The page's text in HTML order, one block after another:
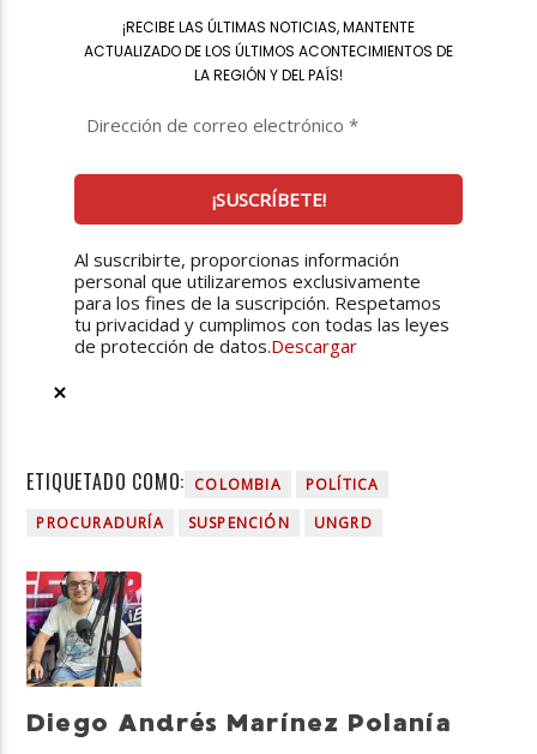
¡RECIBE LAS ÚLTIMAS NOTICIAS, MANTENTE
ACTUALIZADO DE LOS ÚLTIMOS ACONTECIMIENTOS DE
LA REGIÓN Y DEL PAÍS!
Al suscribirte, proporcionas información
personal que utilizaremos exclusivamente
para los fines de la suscripción. Respetamos
tu privacidad y cumplimos con todas las leyes
de protección de datos.Descargar
ETIQUETADO COMO: COLOMBIA
POLÍTICA
PROCURADURÍA
SUSPENCIÓN UNGRD
Diego Andrés Marínez Polanía